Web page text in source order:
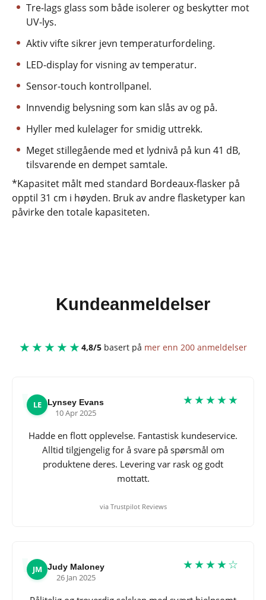
Tre-lags glass som både isolerer og beskytter mot
UV-lys.
Aktiv vifte sikrer jevn temperaturfordeling.
LED-display for visning av temperatur.
Sensor-touch kontrollpanel.
Innvendig belysning som kan slås av og på.
Hyller med kulelager for smidig uttrekk.
Meget stillegående med et lydnivå på kun 41 dB,
tilsvarende en dempet samtale.
*Kapasitet målt med standard Bordeaux-flasker på
opptil 31 cm i høyden. Bruk av andre flasketyper kan
påvirke den totale kapasiteten.
Kundeanmeldelser
★★★★★ 4,8/5 basert på mer enn 200 anmeldelser
LE Lynsey Evans
10 Apr 2025
★★★★★
Hadde en flott opplevelse. Fantastisk kundeservice.
Alltid tilgjengelig for å svare på spørsmål om
produktene deres. Levering var rask og godt
mottatt.
via Trustpilot Reviews
JM Judy Maloney
26 Jan 2025
★★★★☆